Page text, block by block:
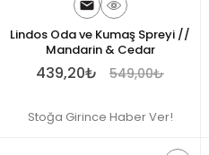
Lindos Oda ve Kumaş Spreyi //
Mandarin & Cedar
439,20₺ 549,00₺
Stoğa Girince Haber Ver!